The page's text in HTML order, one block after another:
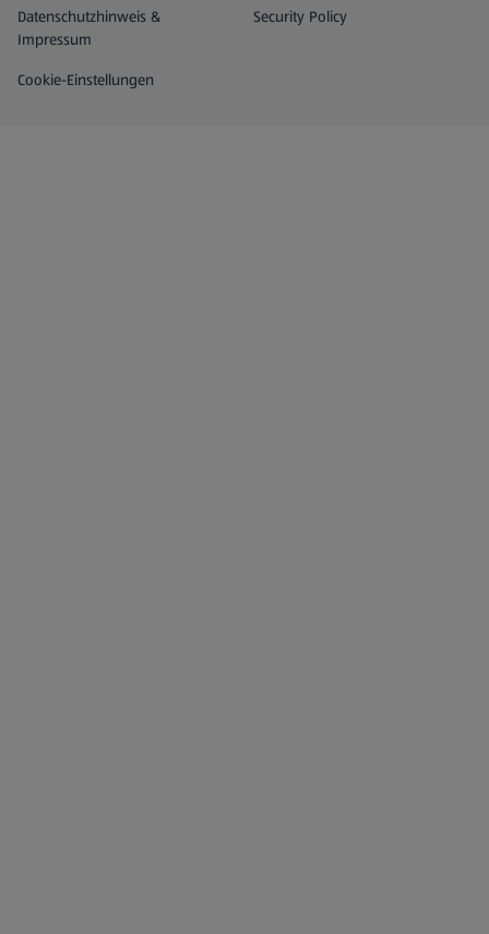
Datenschutz- und Richtlinienmenü
Datenschutzhinweis &
Impressum
Security Policy
(öffnet in einem neuen Tab)
Cookie-Einstellungen